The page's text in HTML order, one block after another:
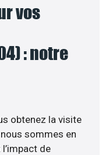
vos
: notre
obtenez la visite
sommes en
de